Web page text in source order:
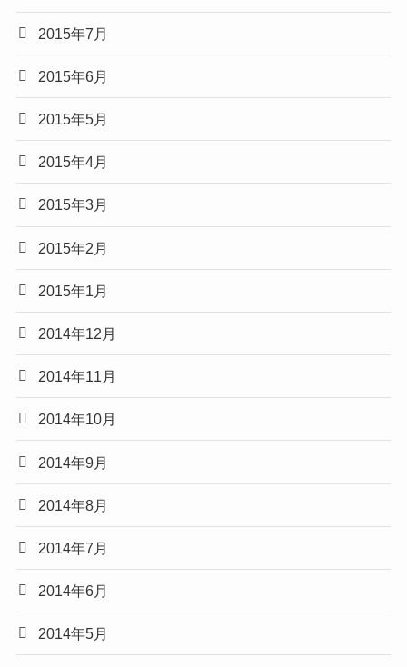
2015年7月
2015年6月
2015年5月
2015年4月
2015年3月
2015年2月
2015年1月
2014年12月
2014年11月
2014年10月
2014年9月
2014年8月
2014年7月
2014年6月
2014年5月